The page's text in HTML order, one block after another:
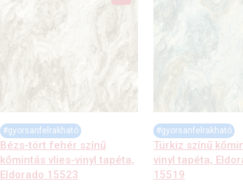
#gyorsanfelrakható
Bézs-tört fehér színű
kőmintás vlies-vinyl tapéta,
Eldorado 15523
#gyorsanfelrakható
Türkiz színű
vinyl tapéta,
15519